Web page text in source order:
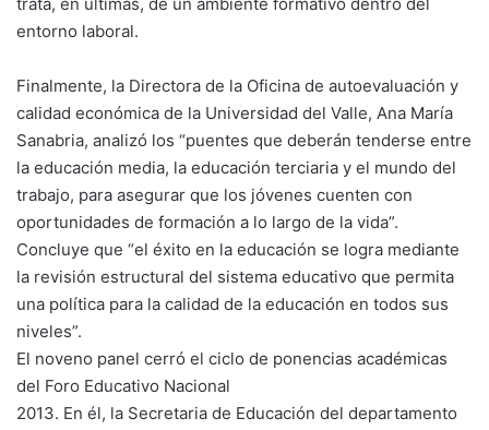
entorno laboral.
Finalmente, la Directora de la Oficina de autoevaluación y
calidad económica de la Universidad del Valle, Ana María
Sanabria, analizó los “puentes que deberán tenderse entre
la educación media, la educación terciaria y el mundo del
trabajo, para asegurar que los jóvenes cuenten con
oportunidades de formación a lo largo de la vida”.
Concluye que “el éxito en la educación se logra mediante
la revisión estructural del sistema educativo que permita
una política para la calidad de la educación en todos sus
niveles”.
El noveno panel cerró el ciclo de ponencias académicas
del Foro Educativo Nacional
2013. En él, la Secretaria de Educación del departamento